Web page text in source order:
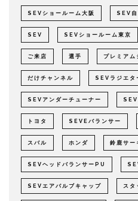
SEVショールーム大阪 SEV自
SEV SEVショールーム東京
ご来店 選手 プレミアム
だけチャンネル SEVラジエタ
SEVアンダーチューナー SEV
トヨタ SEVEバランサー
スバル ホンダ 鈴鹿サー
SEVヘッドバランサーPU
SEVエアバルブキャップ スタ